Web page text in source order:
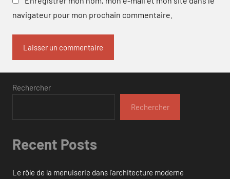
navigateur pour mon prochain commentaire.
Rechercher
Rechercher
Recent Posts
Le rôle de la menuiserie dans l’architecture moderne